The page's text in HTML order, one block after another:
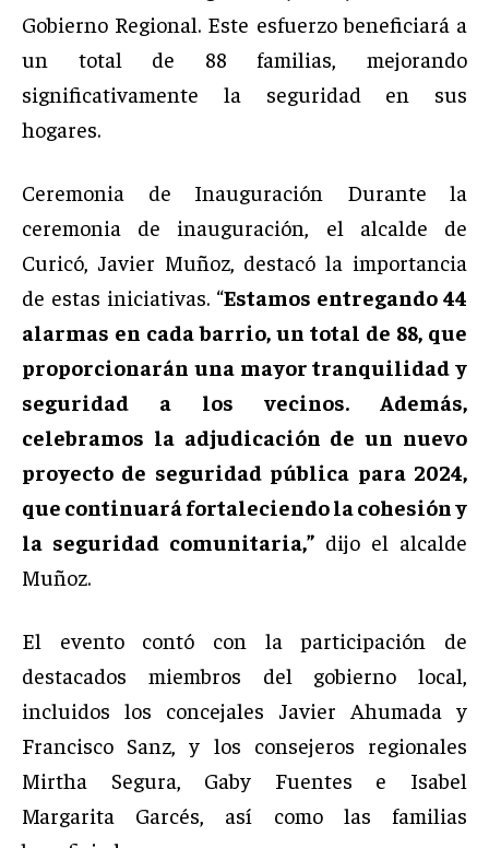
Gobierno Regional. Este esfuerzo beneficiará a
un total de 88 familias, mejorando
significativamente la seguridad en sus
hogares.
Ceremonia de Inauguración Durante la
ceremonia de inauguración, el alcalde de
Curicó, Javier Muñoz, destacó la importancia
de estas iniciativas. “Estamos entregando 44
alarmas en cada barrio, un total de 88, que
proporcionarán una mayor tranquilidad y
seguridad a los vecinos. Además,
celebramos la adjudicación de un nuevo
proyecto de seguridad pública para 2024,
que continuará fortaleciendo la cohesión y
la seguridad comunitaria,” dijo el alcalde
Muñoz.
El evento contó con la participación de
destacados miembros del gobierno local,
incluidos los concejales Javier Ahumada y
Francisco Sanz, y los consejeros regionales
Mirtha Segura, Gaby Fuentes e Isabel
Margarita Garcés, así como las familias